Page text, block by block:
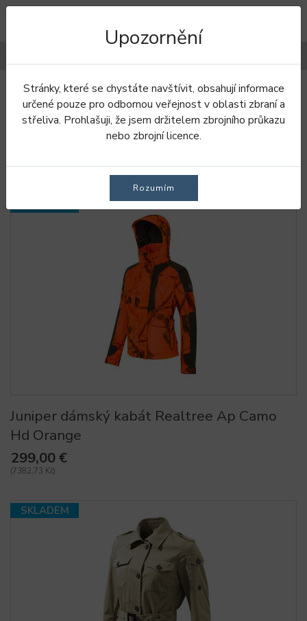
Úvod Kabáty Dámské kabáty
DÁMSKÉ KABÁTY
Juniper dámský kabát Realtree Ap Camo
Hd Orange
299,00 €
(7382,73 Kč)
SKLADEM
Upozornění
Stránky, které se chystáte navštívit, obsahují informace
určené pouze pro odbornou veřejnost v oblasti zbraní a
střeliva. Prohlašuji, že jsem držitelem zbrojního průkazu
nebo zbrojní licence.
Rozumím